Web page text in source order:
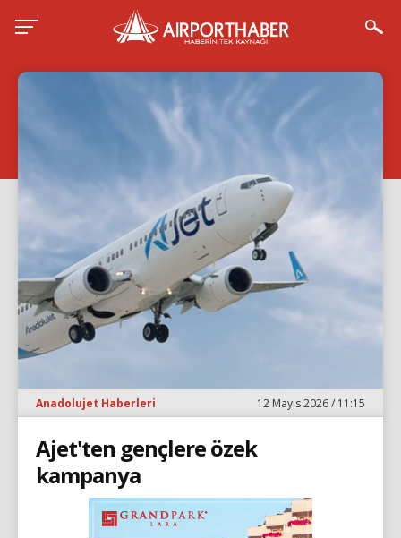
Anadolujet Haberleri 12 Mayıs 2026 / 11:15
Ajet'ten gençlere özek
kampanya